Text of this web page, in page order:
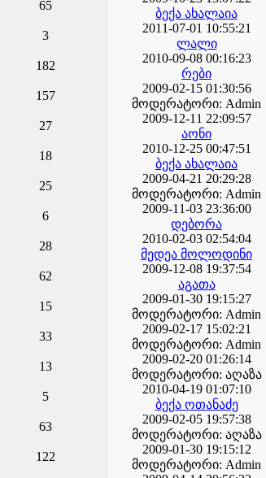
65
ბექა ახალაია
3
2011-07-01 10:55:21
ლალი
182
2010-09-08 00:16:23
რები
157
2009-02-15 01:30:56
მოდერატორი: Admin
27
2009-12-11 22:09:57
აონი
18
2010-12-25 00:47:51
ბექა ახალაია
25
2009-04-21 20:29:28
მოდერატორი: Admin
6
2009-11-03 23:36:00
დებორა
28
2010-02-03 02:54:04
მედეა მოლოდინი
62
2009-12-08 19:37:54
აგათა
15
2009-01-30 19:15:27
მოდერატორი: Admin
33
2009-02-17 15:02:21
მოდერატორი: Admin
13
2009-02-20 01:26:14
მოდერატორი: აღაზა
5
2010-04-19 01:07:10
ბექა ოთანაძე
63
2009-02-05 19:57:38
მოდერატორი: აღაზა
122
2009-01-30 19:15:12
მოდერატორი: Admin